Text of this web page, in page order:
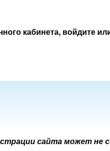
кабинета, войдите
сайта может не